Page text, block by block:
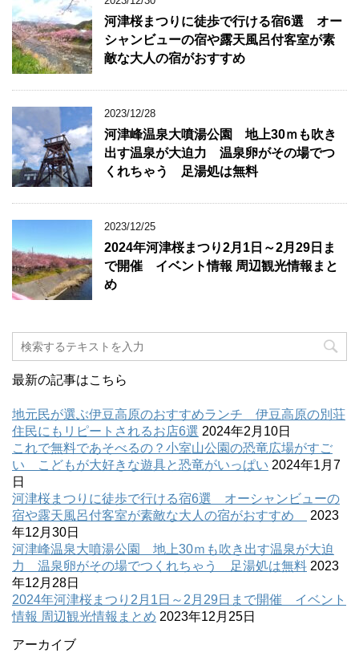
河津桜まつりに徒歩で行ける宿6選 オー
シャンビューの宿や露天風呂付客室が素
敵な大人の宿がおすすめ
2023/12/28
河津峰温泉大噴湯公園 地上30ｍも吹き
出す温泉が大迫力 温泉卵がその場でつ
くれちゃう 足湯処は無料
2023/12/25
2024年河津桜まつり2月1日～2月29日ま
で開催 イベント情報 周辺観光情報まと
め
最新の記事はこちら
地元民が選ぶ伊豆高原のおすすめランチ 伊豆高原の別荘
住民にもリピートされるお店6選 2024年2月10日
これで無料であそべるの？小室山公園の恐竜広場がすご
い こどもが大好きな遊具と恐竜がいっぱい 2024年1月7
日
河津桜まつりに徒歩で行ける宿6選 オーシャンビューの
宿や露天風呂付客室が素敵な大人の宿がおすすめ
2023
年12月30日
河津峰温泉大噴湯公園 地上30ｍも吹き出す温泉が大迫
力 温泉卵がその場でつくれちゃう 足湯処は無料 2023
年12月28日
2024年河津桜まつり2月1日～2月29日まで開催 イベント
情報 周辺観光情報まとめ 2023年12月25日
アーカイブ